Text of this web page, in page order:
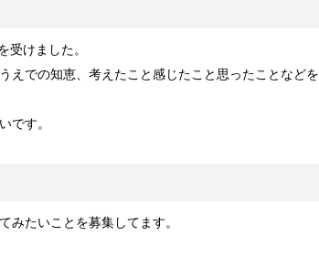
受けました。
えでの知恵、考えたこと感じたこと思ったことなどを
です。
みたいことを募集してます。